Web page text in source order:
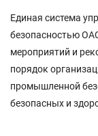
Единая система
безопасностью
мероприятий и
порядок
промышленной
безопасных и